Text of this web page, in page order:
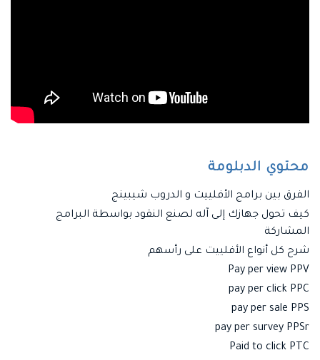
محتوي الدبلومة
الفرق بين برامج الأفلييت و الدروب شيبينج
كيف تحول جهازك إلى آله لصنع النقود بواسطة البرامج
المشاركة
شرح كل أنواع الأفلييت على رأسهم
Pay per view PPV
pay per click PPC
pay per sale PPS
pay per survey PPSr
Paid to click PTC